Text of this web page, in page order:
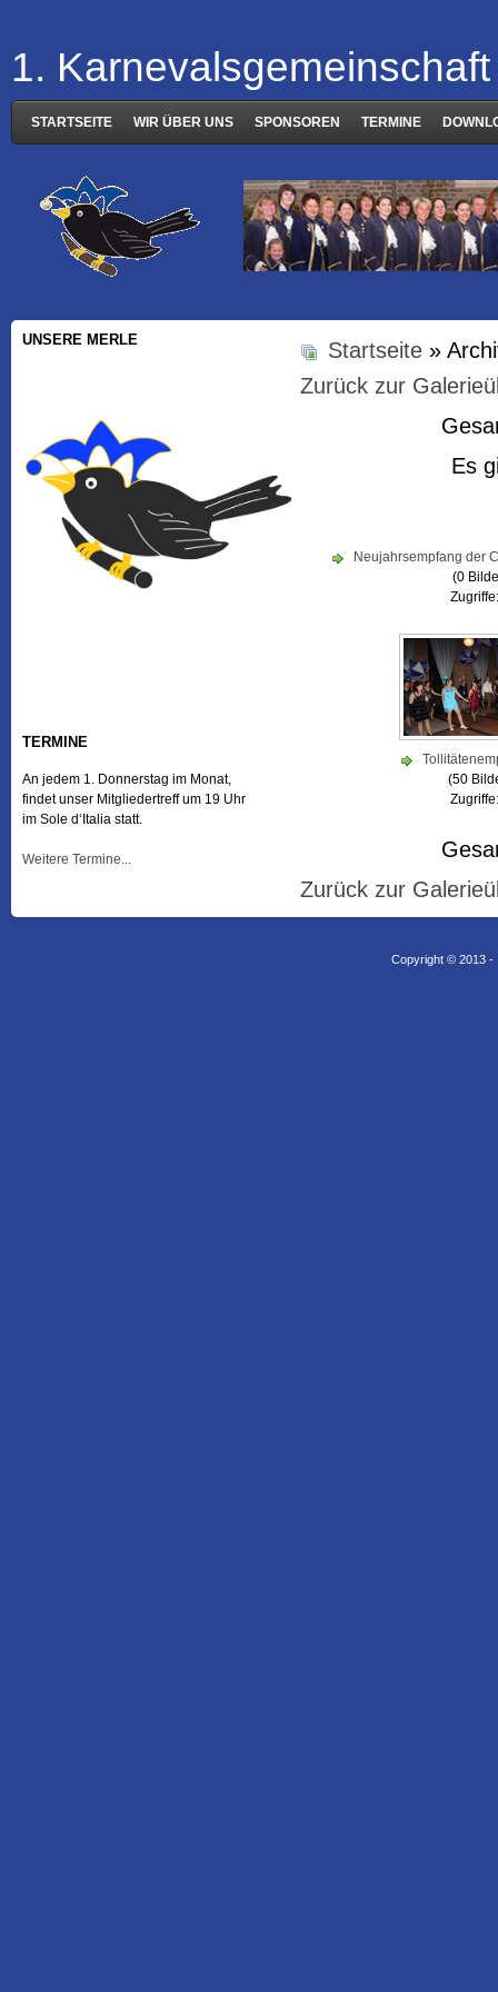
1.
STARTSEITE WIR ÜBER UNS SPONSOREN TERMINE
Startseite »
Zurück zur
Es
Neujahrsempfang der
(0
(50
Zurück zur
UNSERE MERLE
TERMINE
An jedem 1. Donnerstag im Monat,
findet unser Mitgliedertreff um 19 Uhr
im Sole d‘Italia statt.
Weitere Termine...
Copyright © 2013